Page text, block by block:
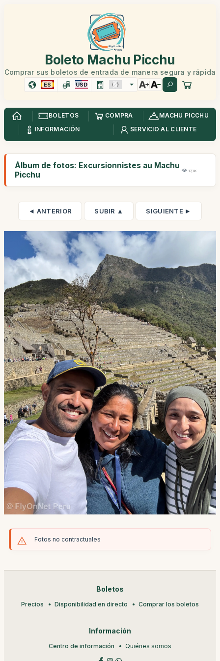
Boleto Machu Picchu
Comprar sus boletos de entrada de manera segura y rápida
ES USD
BOLETOS COMPRA
MACHU PICCHU
INFORMACIÓN
SERVICIO AL CLIENTE
Álbum de fotos: Excursionnistes au Machu
Picchu
17,1K
◄ ANTERIOR SUBIR ▲ SIGUIENTE ►
Fotos no contractuales
Boletos
Precios Disponibilidad en directo Comprar los boletos
Información
Centro de información Quiénes somos